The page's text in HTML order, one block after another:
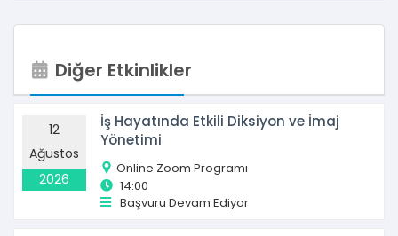
Diğer Etkinlikler
12
Ağustos
2026
İş Hayatında Etkili Diksiyon ve İmaj
Yönetimi
Online Zoom Programı
14:00
Başvuru Devam Ediyor